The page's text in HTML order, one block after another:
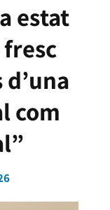
estat
com